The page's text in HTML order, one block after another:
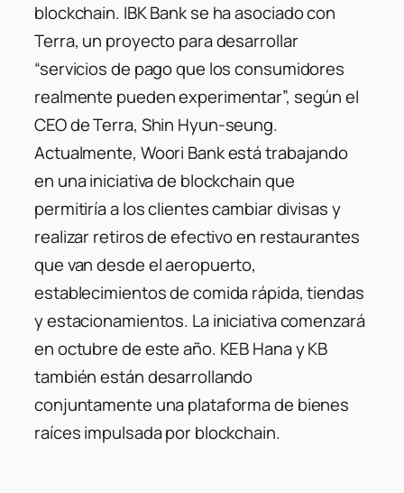
blockchain. IBK Bank se ha asociado con
Terra, un proyecto para desarrollar
“servicios de pago que los consumidores
realmente pueden experimentar”, según el
CEO de Terra, Shin Hyun-seung.
Actualmente, Woori Bank está trabajando
en una iniciativa de blockchain que
permitiría a los clientes cambiar divisas y
realizar retiros de efectivo en restaurantes
que van desde el aeropuerto,
establecimientos de comida rápida, tiendas
y estacionamientos. La iniciativa comenzará
en octubre de este año. KEB Hana y KB
también están desarrollando
conjuntamente una plataforma de bienes
raíces impulsada por blockchain.